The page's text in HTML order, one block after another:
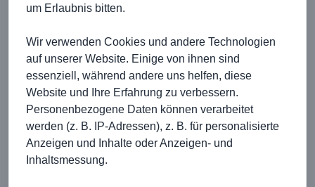
TOP 2: Bericht Aktive
TOP 4: Bericht Alte Herren (AH)
TOP 5: Bericht Arbeitseinsätze
TOP 6: Bericht Kassier & Kassenprüfer
TOP 7: Entlastungen
TOP 8: Wahl
TOP 9: Sonstiges
um Erlaubnis bitten.
Wir verwenden Cookies und andere Technologien
auf unserer Website. Einige von ihnen sind
essenziell, während andere uns helfen, diese
Website und Ihre Erfahrung zu verbessern.
Personenbezogene Daten können verarbeitet
werden (z. B. IP-Adressen), z. B. für personalisierte
Anzeigen und Inhalte oder Anzeigen- und
Inhaltsmessung.